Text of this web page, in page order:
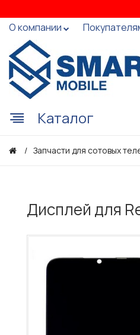
О компании
Каталог
Запчасти для сотовых
Дисплей для